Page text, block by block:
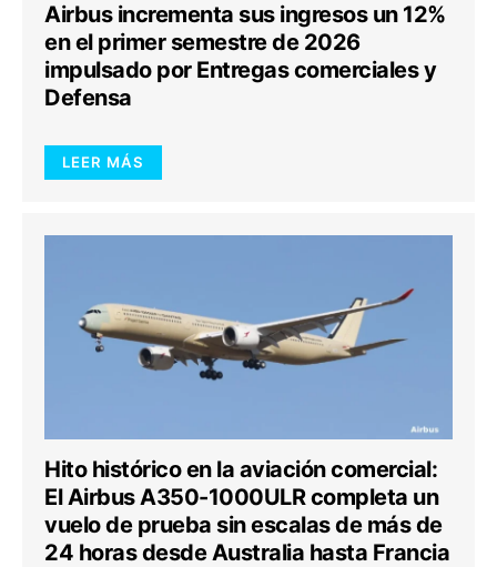
Airbus incrementa sus ingresos un 12%
en el primer semestre de 2026
impulsado por Entregas comerciales y
Defensa
LEER MÁS
Hito histórico en la aviación comercial:
El Airbus A350-1000ULR completa un
vuelo de prueba sin escalas de más de
24 horas desde Australia hasta Francia